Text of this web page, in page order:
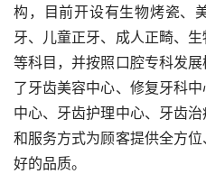
构，目前开设有生物烤瓷、
牙、儿童正牙、成人正畸、
等科目，并按照口腔专科发
了牙齿美容中心、修复牙科
中心、牙齿护理中心、牙齿
和服务方式为顾客提供全方
好的品质。